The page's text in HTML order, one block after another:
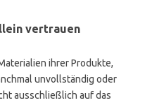
vertrauen
ihrer Produkte,
unvollständig oder
ausschließlich auf das